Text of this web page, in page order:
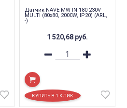
Датчик NAVE-MW-IN-180-230V-
MULTI (80x80, 2000W, IP20) (ARL,
-)
1 520,68 руб.